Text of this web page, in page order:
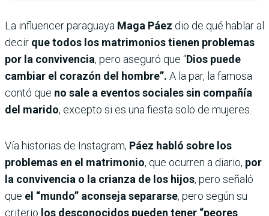
La influencer paraguaya Maga Páez dio de qué hablar al
decir que todos los matrimonios tienen problemas
por la convivencia, pero aseguró que “Dios puede
cambiar el corazón del hombre”. A la par, la famosa
contó que no sale a eventos sociales sin compañía
del marido, excepto si es una fiesta solo de mujeres.
Vía historias de Instagram, Páez habló sobre los
problemas en el matrimonio, que ocurren a diario, por
la convivencia o la crianza de los hijos, pero señaló
que el “mundo” aconseja separarse, pero según su
criterio los desconocidos pueden tener “peores